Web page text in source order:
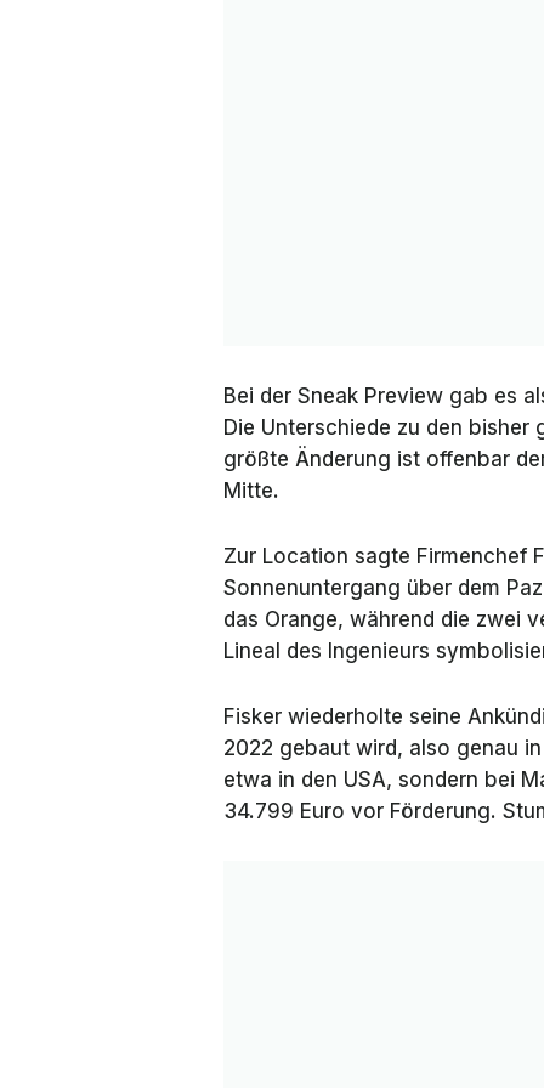
Bei der Sneak Preview gab es
Die Unterschiede zu den bisher
größte Änderung ist offenbar
Mitte.
Zur Location sagte Firmenchef
Sonnenuntergang über dem
das Orange, während die zwei
Lineal des Ingenieurs
Fisker wiederholte seine
2022 gebaut wird, also genau
etwa in den USA, sondern bei
34.799 Euro vor Förderung.